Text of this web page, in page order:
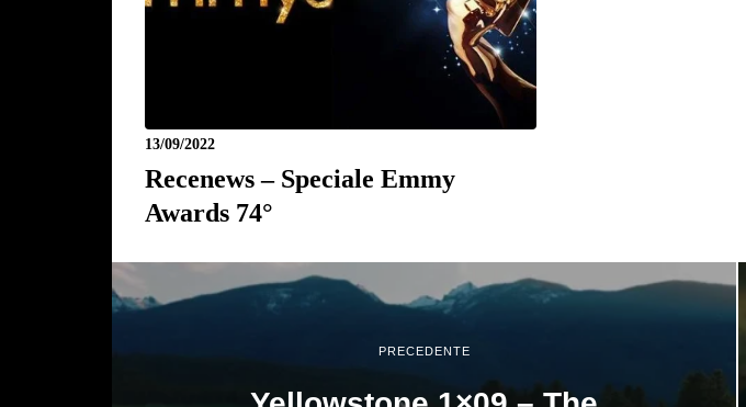
13/09/2022
Recenews – Speciale Emmy
Awards 74°
PRECEDENTE